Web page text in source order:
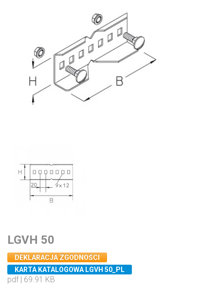
LGVH 50
DEKLARACJA ZGODNOŚCI
KARTA KATALOGOWA LGVH 50_PL
pdf | 69.91 KB